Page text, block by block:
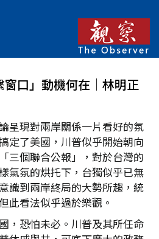
窗口」動機何在│林明正
呈現對兩岸關係一片看好的氛
定了美國，川普似乎開始朝向
三個聯合公報」，對於台灣的
氣氛的烘托下，台獨似乎已無
識到兩岸終局的大勢所趨，統
此看法似乎過於樂觀。
，恐怕未必。川普及其所任命